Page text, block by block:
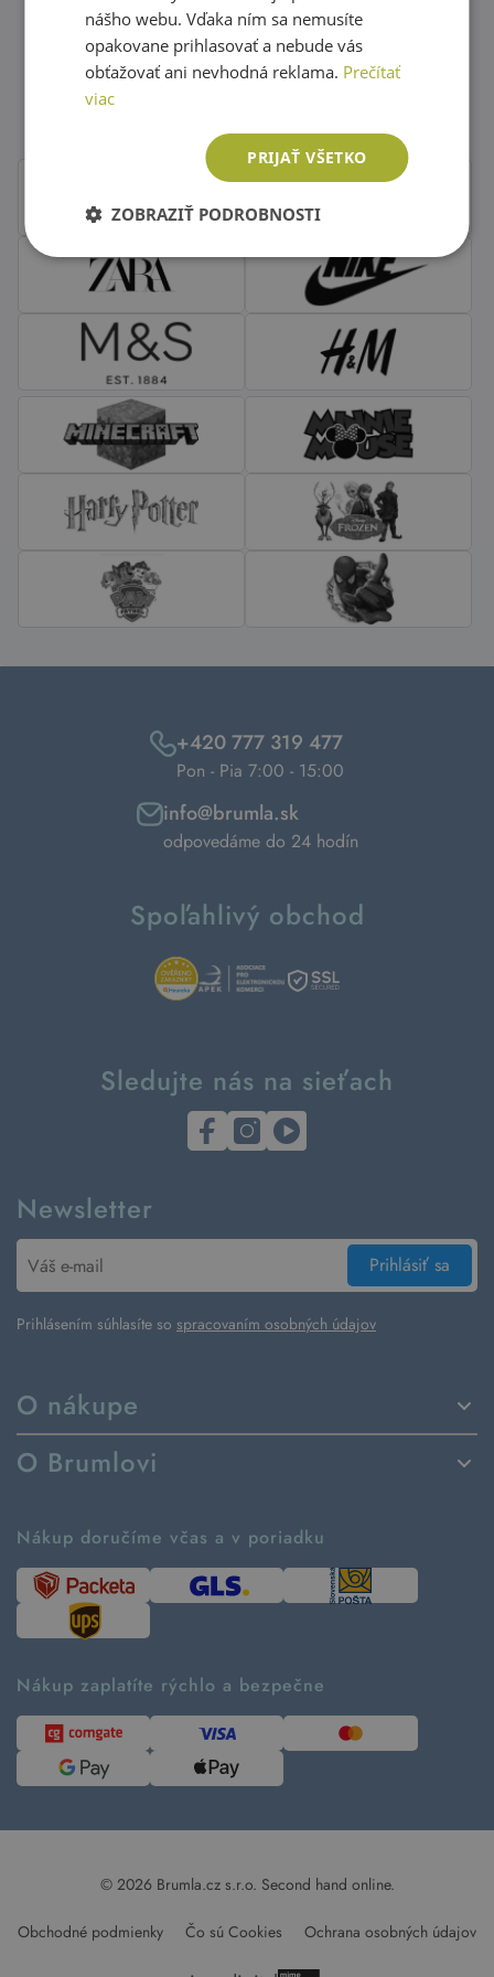
Obľúbené značky second hand
O nákupe
Spôsoby dodania a platby
Vrátenie tovaru a reklamácia
Návod ako nakupovať
Tabuľka veľkostí
Predávané značky
Kontakt
O Brumlovi
Ako tvoríme second hand
Časté otázky
Kde pomáhame
Udržateľnosť
Blog
Pre médiá
+420 777 319 477
Pon - Pia 7:00 - 15:00
info@brumla.sk
odpovedáme do 24 hodín
Spoľahlivý obchod
Sledujte nás na sieťach
Newsletter
Prihlásiť sa
Prihlásením súhlasíte so spracovaním osobných údajov
Nákup doručíme včas a v poriadku
Nákup zaplatíte rýchlo a bezpečne
© 2026 Brumla.cz s.r.o. Second hand online.
Obchodné podmienky Čo sú Cookies Ochrana osobných údajov
nášho webu. Vďaka ním sa nemusíte
opakovane prihlasovať a nebude vás
obťažovať ani nevhodná reklama. Prečítať
viac
PRIJAŤ VŠETKO
ZOBRAZIŤ PODROBNOSTI